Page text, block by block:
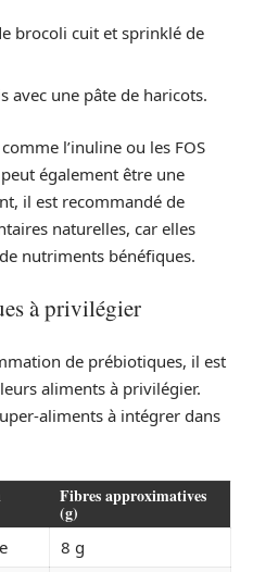
brocoli cuit et sprinklé de
avec une pâte de haricots.
l’inuline ou les FOS
également être une
il est recommandé de
naturelles, car elles
nutriments bénéfiques.
à privilégier
de prébiotiques, il est
aliments à privilégier.
aliments à intégrer dans
Fibres approximatives
(g)
8 g